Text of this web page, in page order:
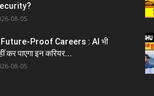
08-05
Future-Proof Careers : AI भी
कर पाएगा इन करियर...
08-05